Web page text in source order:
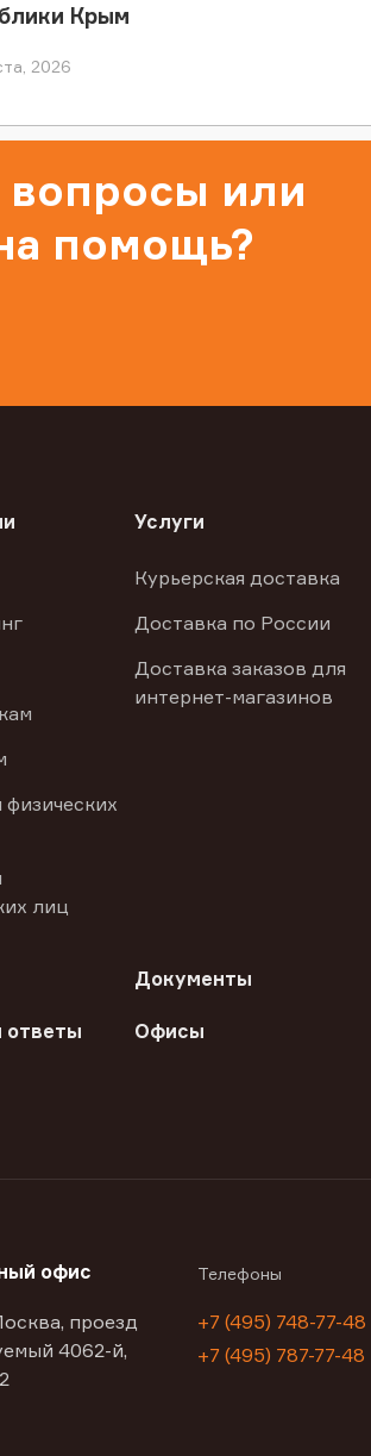
Крым
2026
вопросы или
помощь?
физических
лиц
Услуги
Курьерская доставка
Доставка по России
Доставка заказов для
интернет-магазинов
Документы
ответы Офисы
офис
проезд
4062-й,
Телефоны
+7 (495) 748-77-48
+7 (495) 787-77-48